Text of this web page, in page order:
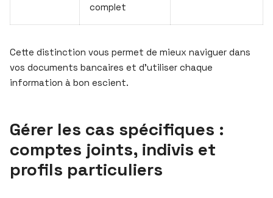
complet
Cette distinction vous permet de mieux naviguer dans
vos documents bancaires et d’utiliser chaque
information à bon escient.
Gérer les cas spécifiques :
comptes joints, indivis et
profils particuliers